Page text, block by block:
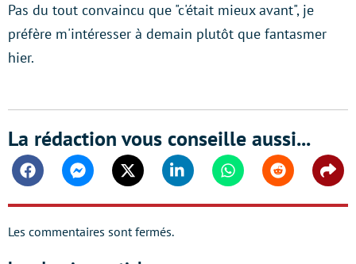
Pas du tout convaincu que "c'était mieux avant", je
préfère m'intéresser à demain plutôt que fantasmer
hier.
La rédaction vous conseille aussi...
FacebookMessengerTwitter Linkedin WhatsappReddit
Les commentaires sont fermés.